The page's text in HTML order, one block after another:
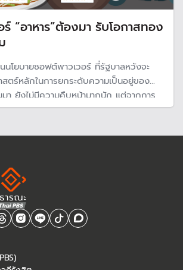
“อาหาร”ต้องมา รับโอกาสทอง
นโยบายซอฟต์พาวเวอร์ ที่รัฐบาลหวังจะ
ตร์หลักในการยกระดับความเป็นอยู่ของ
า ยังไม่มีความคืบหน้ามากนัก แต่จากการ
จอาหาร ที่กำลังเปลี่ยนแปลงอย่างรวดเร็ว
ม